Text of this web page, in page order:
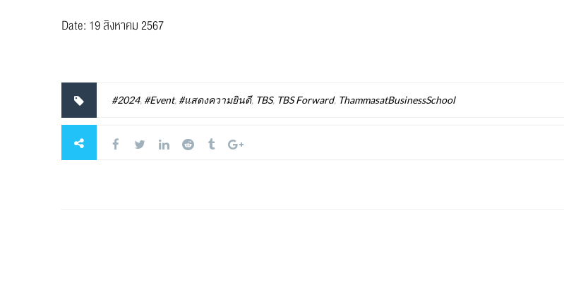
Date: 19 สิงหาคม 2567
#2024, #Event, #แสดงความยินดี, TBS, TBS Forward, ThammasatBusinessSchool